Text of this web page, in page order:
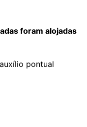
foram alojadas
pontual